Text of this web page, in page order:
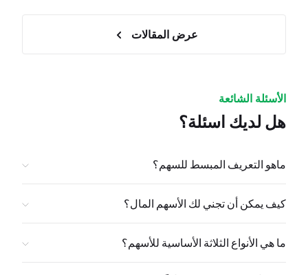
عرض المقالات
الأسئلة الشائعة
هل لديك اسئلة؟
ماهو التعريف المبسط للسهم؟
كيف يمكن أن تجني لك الأسهم المال؟
ما هي الأنواع الثلاثة الأساسية للأسهم؟